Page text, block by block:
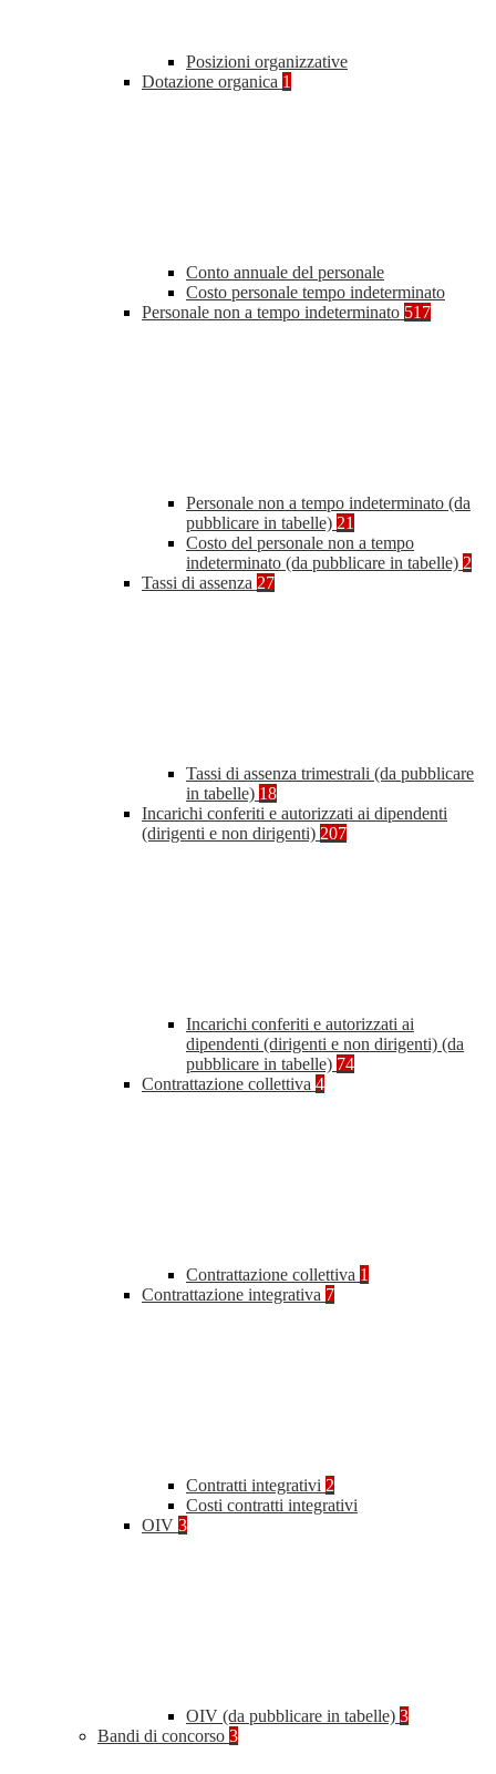
Posizioni organizzative
Dotazione organica 1
Conto annuale del personale
Costo personale tempo indeterminato
Personale non a tempo indeterminato 517
Personale non a tempo indeterminato (da
pubblicare in tabelle) 21
Costo del personale non a tempo
indeterminato (da pubblicare in tabelle) 2
Tassi di assenza 27
Tassi di assenza trimestrali (da pubblicare
in tabelle) 18
Incarichi conferiti e autorizzati ai dipendenti
(dirigenti e non dirigenti) 207
Incarichi conferiti e autorizzati ai
dipendenti (dirigenti e non dirigenti) (da
pubblicare in tabelle) 74
Contrattazione collettiva 4
Contrattazione collettiva 1
Contrattazione integrativa 7
Contratti integrativi 2
Costi contratti integrativi
OIV 3
OIV (da pubblicare in tabelle) 3
Bandi di concorso 3